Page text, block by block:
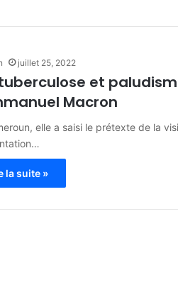
juillet 25, 2022
et
Macron
elle a saisi le prétexte de la
la suite »